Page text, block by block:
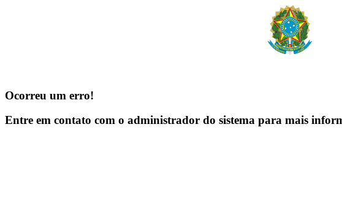
Ocorreu um erro!
Entre em contato com o administrador do sistema para mais